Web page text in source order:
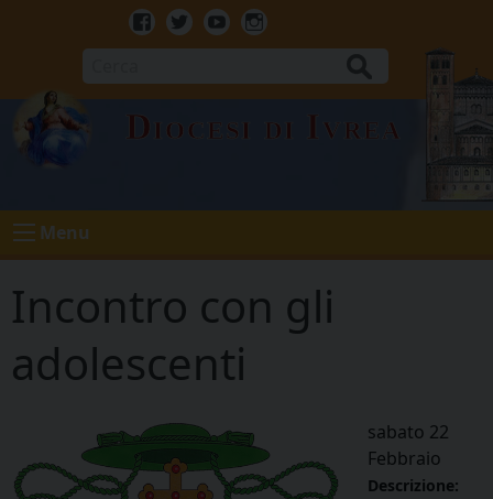
Facebook
TwitterYoutubeInstagram
Diocesi di Ivrea
Menu
Incontro con gli
adolescenti
sabato 22
Febbraio
Descrizione: